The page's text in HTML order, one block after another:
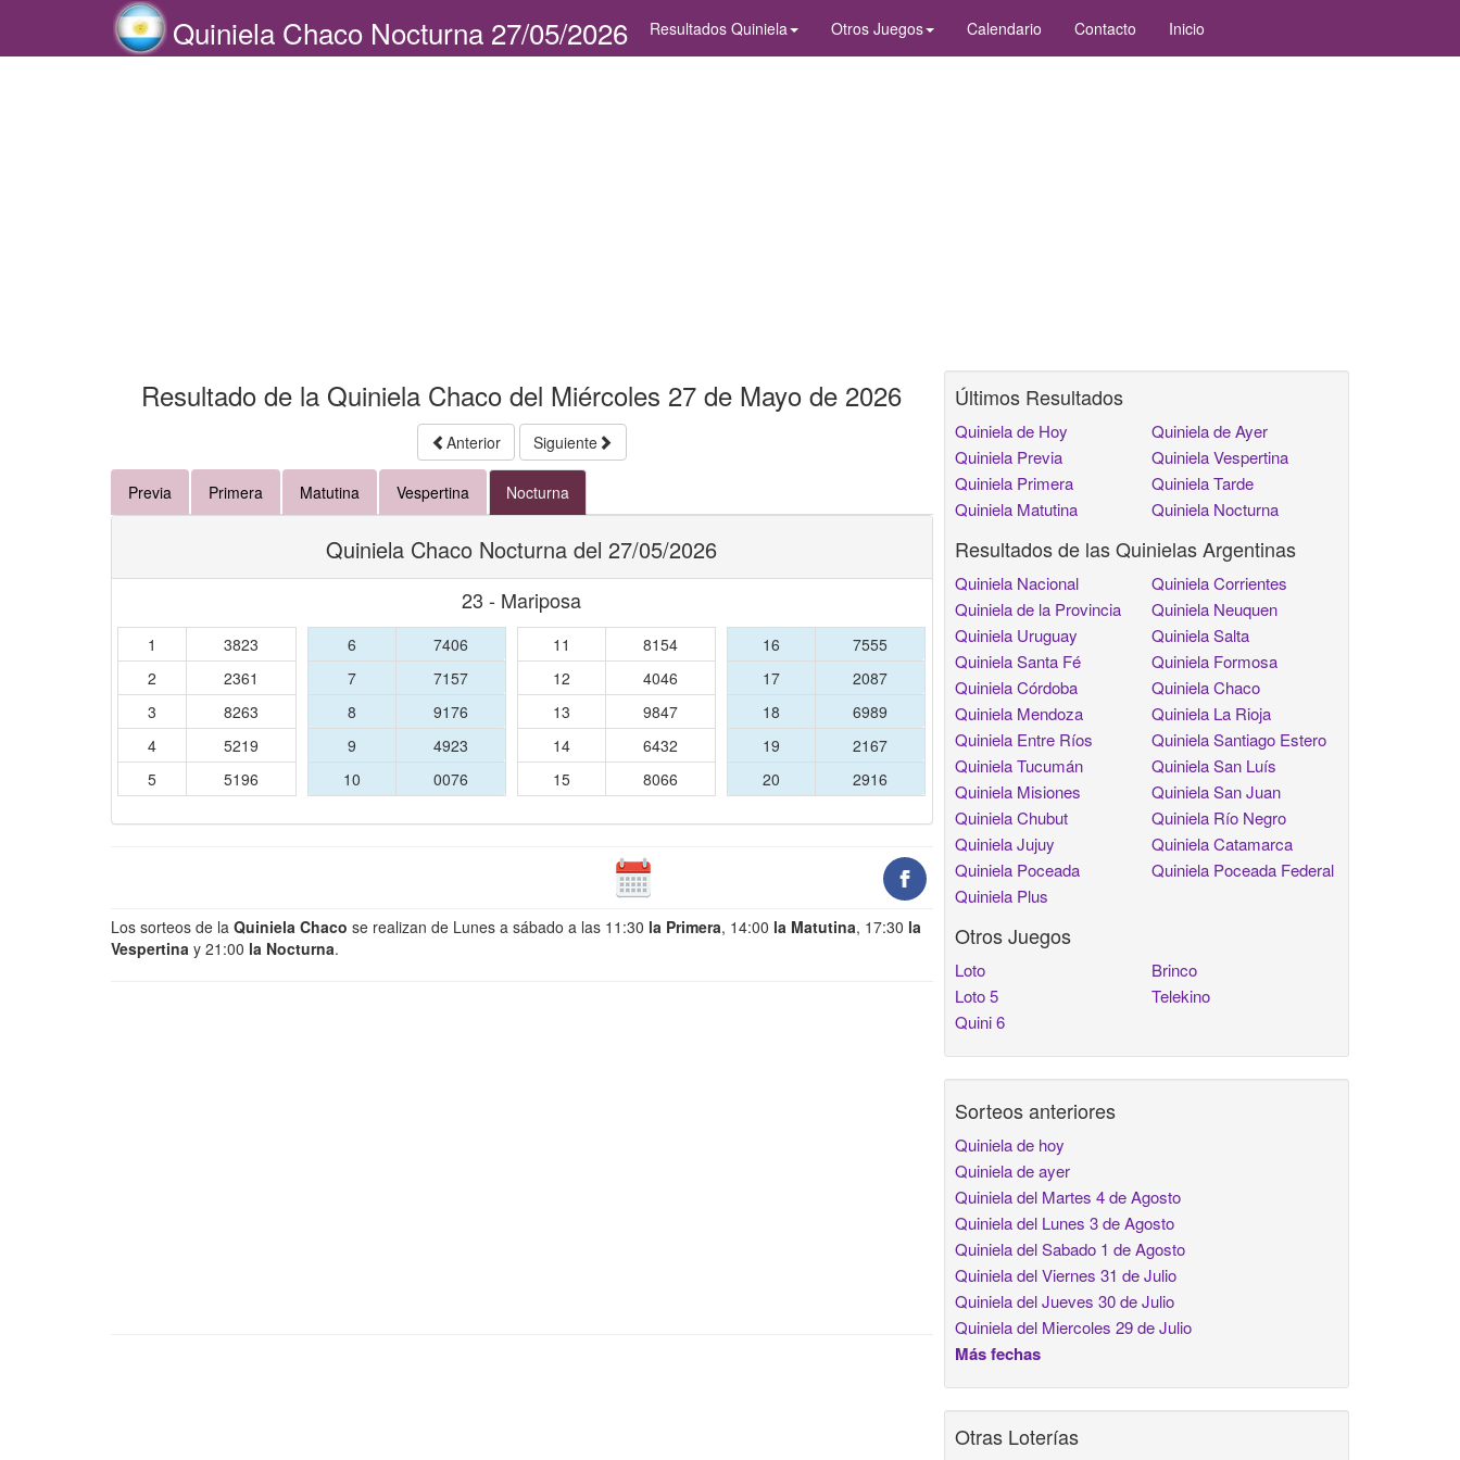
Quiniela Chaco Nocturna 27/05/2026 Resultados Quiniela Otros Juegos Calendario Contacto Inicio
Resultado de la Quiniela Chaco del Miércoles 27 de Mayo de 2026
Anterior Siguiente
Previa Primera Matutina Vespertina Nocturna
Quiniela Chaco Nocturna del 27/05/2026
23 - Mariposa
1
3823
2
2361
3
8263
4
5219
5
5196
6
7406
7
7157
8
9176
9
4923
10
0076
11
8154
12
4046
13
9847
14
6432
15
8066
16
7555
17
2087
18
6989
19
2167
20
2916
Los sorteos de la Quiniela Chaco se realizan de Lunes a sábado a las 11:30 la Primera, 14:00 la Matutina, 17:30 la
Vespertina y 21:00 la Nocturna.
Últimos Resultados
Quiniela de Hoy
Quiniela Previa
Quiniela Primera
Quiniela Matutina
Quiniela de Ayer
Quiniela Vespertina
Quiniela Tarde
Quiniela Nocturna
Resultados de las Quinielas Argentinas
Quiniela Nacional
Quiniela de la Provincia
Quiniela Uruguay
Quiniela Santa Fé
Quiniela Córdoba
Quiniela Mendoza
Quiniela Entre Ríos
Quiniela Tucumán
Quiniela Misiones
Quiniela Chubut
Quiniela Jujuy
Quiniela Poceada
Quiniela Plus
Quiniela Corrientes
Quiniela Neuquen
Quiniela Salta
Quiniela Formosa
Quiniela Chaco
Quiniela La Rioja
Quiniela Santiago Estero
Quiniela San Luís
Quiniela San Juan
Quiniela Río Negro
Quiniela Catamarca
Quiniela Poceada Federal
Otros Juegos
Loto
Loto 5
Quini 6
Brinco
Telekino
Sorteos anteriores
Quiniela de hoy
Quiniela de ayer
Quiniela del Martes 4 de Agosto
Quiniela del Lunes 3 de Agosto
Quiniela del Sabado 1 de Agosto
Quiniela del Viernes 31 de Julio
Quiniela del Jueves 30 de Julio
Quiniela del Miercoles 29 de Julio
Más fechas
Otras Loterías